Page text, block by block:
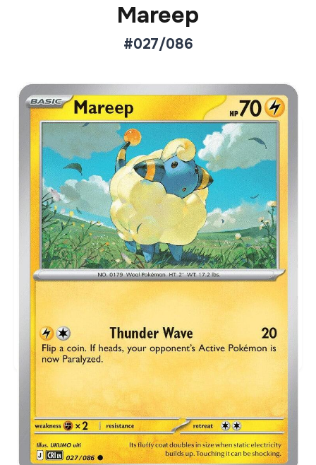
Mareep
#027/086
Aktueller Marktpreis
€0,06
Normal
€0,20
Preise werden täglich aktualisiert.